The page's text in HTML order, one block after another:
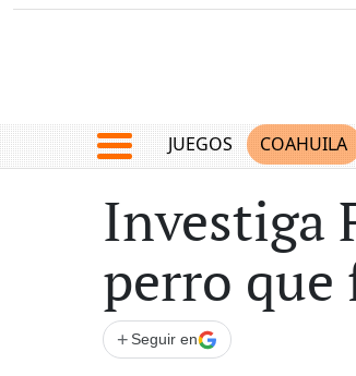
JUEGOS COAHUILA
Investiga
perro que
+ Seguir en